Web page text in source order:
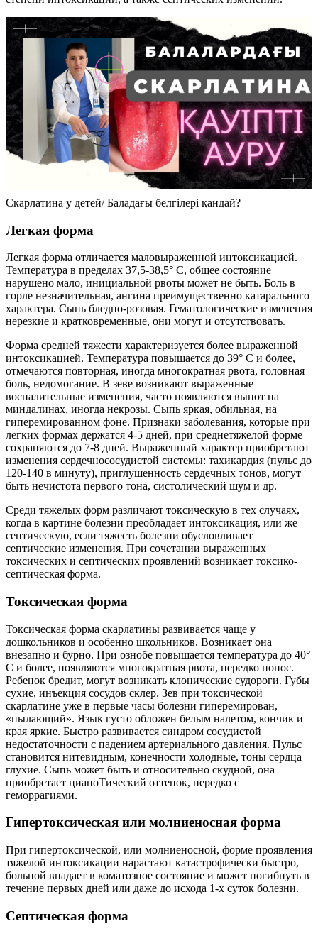
Скарлатина у детей/ Баладағы белгілері қандай?
Легкая форма
Легкая форма отличается маловыраженной интоксикацией.
Температура в пределах 37,5-38,5° С, общее состояние
нарушено мало, инициальной рвоты может не быть. Боль в
горле незначительная, ангина преимущественно катарального
характера. Сыпь бледно-розовая. Гематологические изменения
нерезкие и кратковременные, они могут и отсутствовать.
Форма средней тяжести характеризуется более выраженной
интоксикацией. Температура повышается до 39° С и более,
отмечаются повторная, иногда многократная рвота, головная
боль, недомогание. В зеве возникают выраженные
воспалительные изменения, часто появляются выпот на
миндалинах, иногда некрозы. Сыпь яркая, обильная, на
гиперемированном фоне. Признаки заболевания, которые при
легких формах держатся 4-5 дней, при среднетяжелой форме
сохраняются до 7-8 дней. Выраженный характер приобретают
изменения сердечнососудистой системы: тахикардия (пульс до
120-140 в минуту), приглушенность сердечных тонов, могут
быть нечистота первого тона, систолический шум и др.
Среди тяжелых форм различают токсическую в тех случаях,
когда в картине болезни преобладает интоксикация, или же
септическую, если тяжесть болезни обусловливает
септические изменения. При сочетании выраженных
токсических и септических проявлений возникает токсико-
септическая форма.
Токсическая форма
Токсическая форма скарлатины развивается чаще у
дошкольников и особенно школьников. Возникает она
внезапно и бурно. При ознобе повышается температура до 40°
С и более, появляются многократная рвота, нередко понос.
Ребенок бредит, могут возникать клонические судороги. Губы
сухие, инъекция сосудов склер. Зев при токсической
скарлатине уже в первые часы болезни гиперемирован,
«пылающий». Язык густо обложен белым налетом, кончик и
края яркие. Быстро развивается синдром сосудистой
недостаточности с падением артериального давления. Пульс
становится нитевидным, конечности холодные, тоны сердца
глухие. Сыпь может быть и относительно скудной, она
приобретает цианоТический оттенок, нередко с
геморрагиями.
Гипертоксическая или молниеносная форма
При гипертоксической, или молниеносной, форме проявления
тяжелой интоксикации нарастают катастрофически быстро,
больной впадает в коматозное состояние и может погибнуть в
течение первых дней или даже до исхода 1-х суток болезни.
Септическая форма